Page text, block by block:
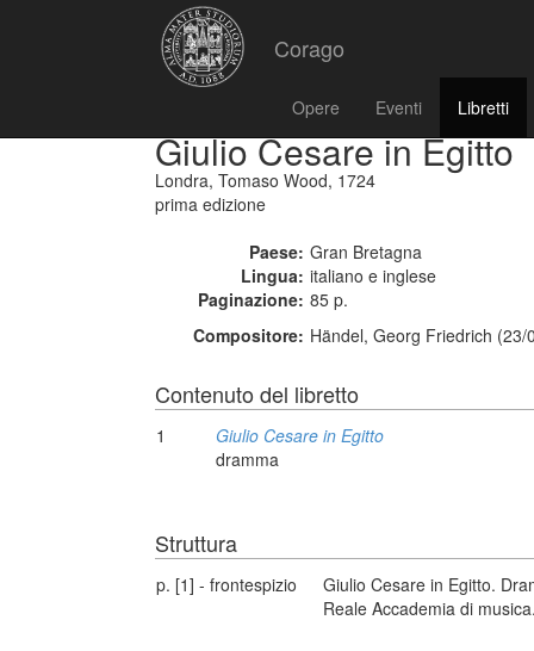
Corago
Opere Eventi Libretti
Giulio Cesare in Egitto
Londra, Tomaso Wood, 1724
prima edizione
Paese: Gran Bretagna
Lingua: italiano e inglese
Paginazione: 85 p.
Compositore: Händel, Georg Friedrich
Contenuto del libretto
1
Giulio Cesare in Egitto
dramma
Struttura
p. [1] - frontespizio
Giulio Cesare in Egitto.
Reale Accademia di